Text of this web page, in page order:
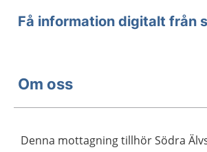
Få information digitalt från
Om oss
Denna mottagning tillhör Södra